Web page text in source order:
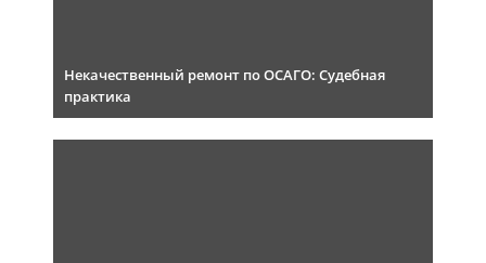
Некачественный ремонт по ОСАГО: Судебная
практика